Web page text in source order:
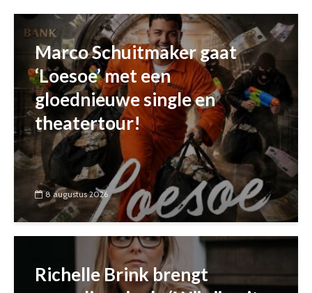
Marco Schuitmaker gaat
‘Loesoe’ met een
gloednieuwe single en
theatertour!
8 augustus 2026
Richelle Brink brengt